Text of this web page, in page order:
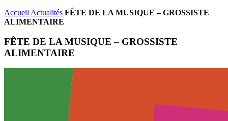
Accueil Actualités FÊTE DE LA MUSIQUE – GROSSISTE
ALIMENTAIRE
FÊTE DE LA MUSIQUE – GROSSISTE
ALIMENTAIRE